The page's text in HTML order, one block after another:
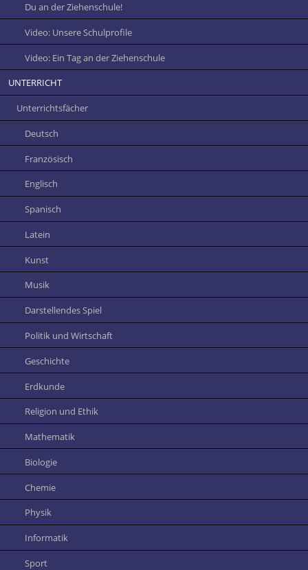
Du an der Ziehenschule!
Video: Unsere Schulprofile
Video: Ein Tag an der Ziehenschule
UNTERRICHT
Unterrichtsfächer
Deutsch
Französisch
Englisch
Spanisch
Latein
Kunst
Musik
Darstellendes Spiel
Politik und Wirtschaft
Geschichte
Erdkunde
Religion und Ethik
Mathematik
Biologie
Chemie
Physik
Informatik
Sport